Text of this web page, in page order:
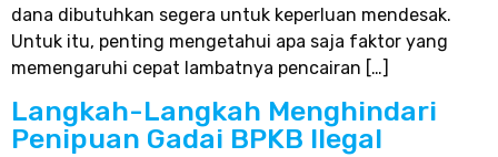
dana dibutuhkan segera untuk keperluan mendesak.
Untuk itu, penting mengetahui apa saja faktor yang
memengaruhi cepat lambatnya pencairan […]
Langkah-Langkah Menghindari
Penipuan Gadai BPKB Ilegal